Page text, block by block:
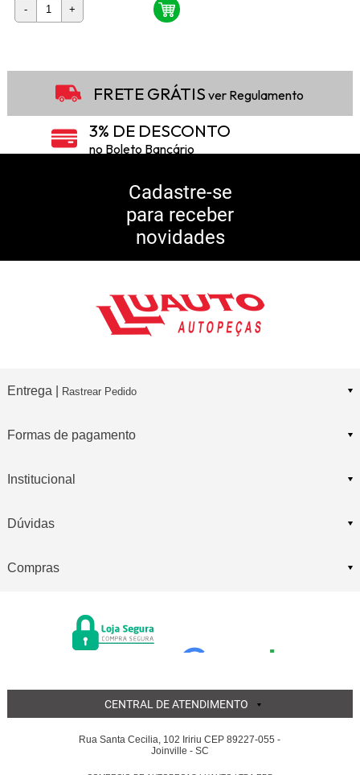
- +
FRETE GRÁTIS ver Regulamento
3% DE DESCONTO
no Boleto Bancário
5% DE DESCONTO
10% DE CASHBACK
Consulte Regulamento
Cadastre-se
para receber
novidades
Entrega | Rastrear Pedido
Formas de pagamento
Institucional
Dúvidas
Compras
CENTRAL DE ATENDIMENTO
Rua Santa Cecilia, 102 Iririu CEP 89227-055 -
Joinville - SC